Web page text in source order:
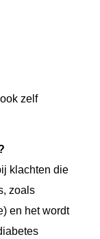
zelf
klachten die
zoals
en het wordt